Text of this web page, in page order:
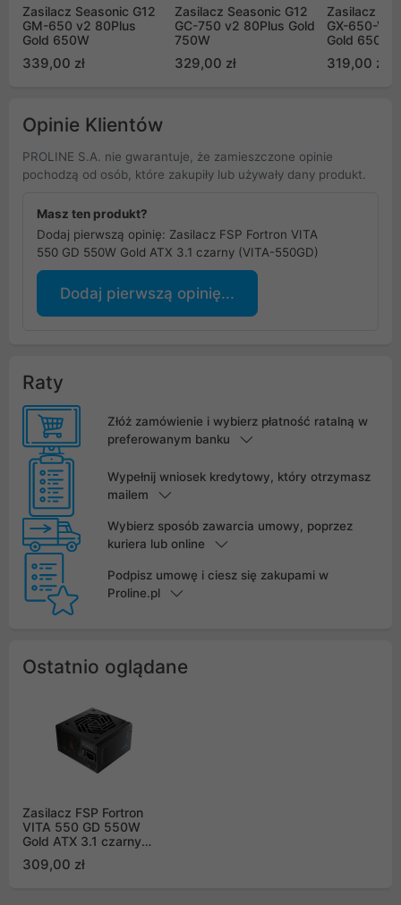
Zasilacz Seasonic G12
GM-650 v2 80Plus
Gold 650W
339,00 zł
Zasilacz Seasonic G12
GC-750 v2 80Plus Gold
750W
329,00 zł
Zasilacz
GX-650-V2
Gold 650W
319,00 zł
Opinie Klientów
PROLINE S.A. nie gwarantuje, że zamieszczone opinie
pochodzą od osób, które zakupiły lub używały dany produkt.
Masz ten produkt?
Dodaj pierwszą opinię: Zasilacz FSP Fortron VITA
550 GD 550W Gold ATX 3.1 czarny (VITA-550GD)
Dodaj pierwszą opinię...
Raty
Złóż zamówienie i wybierz płatność ratalną w
preferowanym banku
Wypełnij wniosek kredytowy, który otrzymasz
mailem
Wybierz sposób zawarcia umowy, poprzez
kuriera lub online
Podpisz umowę i ciesz się zakupami w
Proline.pl
Ostatnio oglądane
Zasilacz FSP Fortron
VITA 550 GD 550W
Gold ATX 3.1 czarny
309,00 zł